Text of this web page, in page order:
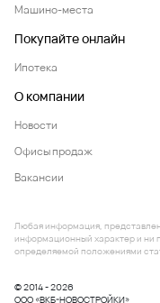
Машино-места
Покупайте онлайн
Ипотека
О компании
Новости
Офисы продаж
Вакансии
© 2014 - 2026
ООО «ВКБ-НОВОСТРОЙКИ»
Любая информация,
информационный характер и ни
определяемой положениями